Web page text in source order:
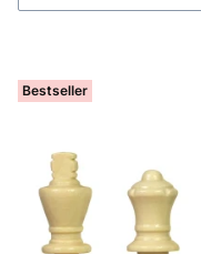
Bestseller